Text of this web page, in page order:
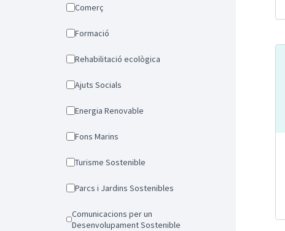
Comerç
Formació
Rehabilitació ecològica
Ajuts Socials
Energia Renovable
Fons Marins
Turisme Sostenible
Parcs i Jardins Sostenibles
Comunicacions per un
Desenvolupament Sostenible